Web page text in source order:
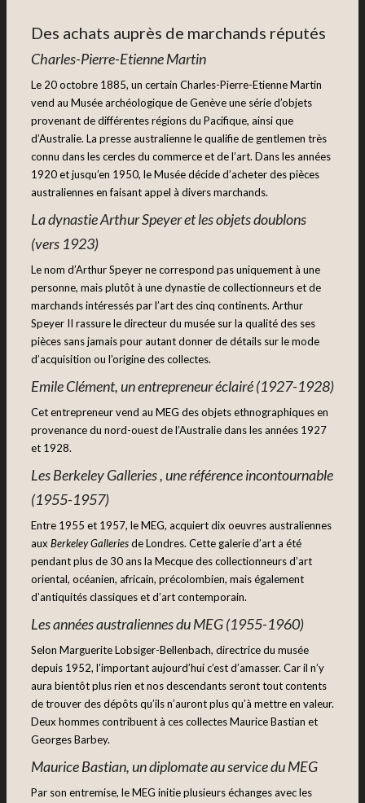
Des achats auprès de marchands réputés
Charles-Pierre-EtienneMartin
Le 20 octobre 1885, un certain Charles-Pierre-Etienne Martin
vend au Musée archéologique de Genève une série d’objets
provenant de différentes régions du Pacifique, ainsi que
d’Australie. La presse australienne le qualifie de gentlemen très
connu dans les cercles du commerce et de l’art. Dans les années
1920 et jusqu’en 1950, le Musée décide d’acheter des pièces
australiennes en faisant appel à divers marchands.
La dynastie Arthur Speyer et les objets doublons
(vers 1923)
Le nom d’Arthur Speyer ne correspond pas uniquement à une
personne, mais plutôt à une dynastie de collectionneurs et de
marchands intéressés par l’art des cinq continents. Arthur
Speyer II rassure le directeur du musée sur la qualité des ses
pièces sans jamais pour autant donner de détails sur le mode
d’acquisition ou l’origine des collectes.
Emile Clément, un entrepreneur éclairé (1927-1928)
Cet entrepreneur vend au MEG des objets ethnographiques en
provenance du nord-ouest de l’Australie dans les années 1927
et 1928.
Les Berkeley Galleries , une référence incontournable
(1955-1957)
Entre 1955 et 1957, le MEG, acquiert dix oeuvres australiennes
aux Berkeley Galleriesde Londres. Cette galerie d’art a été
pendant plus de 30 ans la Mecque des collectionneurs d’art
oriental, océanien, africain, précolombien, mais également
d’antiquités classiques et d’art contemporain.
Lesannéesaustraliennes du MEG (1955-1960)
Selon Marguerite Lobsiger-Bellenbach, directrice du musée
depuis 1952, l’important aujourd’hui c’est d’amasser. Car il n’y
aura bientôt plus rien et nos descendants seront tout contents
de trouver des dépôts qu’ils n’auront plus qu’à mettre en valeur.
Deux hommes contribuent à ces collectes Maurice Bastian et
Georges Barbey.
Maurice Bastian, un diplomate au service du MEG
Par son entremise, le MEG initie plusieurs échanges avec les